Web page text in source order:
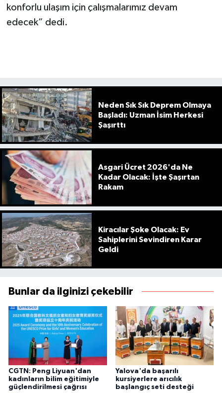
konforlu ulaşım için çalışmalarımız devam
edecek” dedi.
Neden Sık Sık Deprem Olmaya
Başladı: Uzman İsim Herkesi
Şaşırttı
Asgari Ücret 2026'da Ne
Kadar Olacak: İşte Şaşırtan
Rakam
Kiracılar Şoke Olacak: Ev
Sahiplerini Sevindiren Karar
Geldi
Bunlar da ilginizi çekebilir
CGTN: Peng Liyuan'dan
kadınların bilim eğitimiyle
güçlendirilmesi çağrısı
Yalova'da başarılı
kursiyerlere arıcılık
başlangıç seti desteği